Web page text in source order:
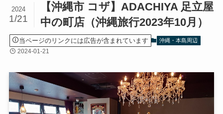
【沖縄市 コザ】ADACHIYA 足立屋
中の町店（沖縄旅行2023年10月）
2024
1/21
当ページのリンクには広告が含まれています 沖縄・本島周辺
2024-01-21